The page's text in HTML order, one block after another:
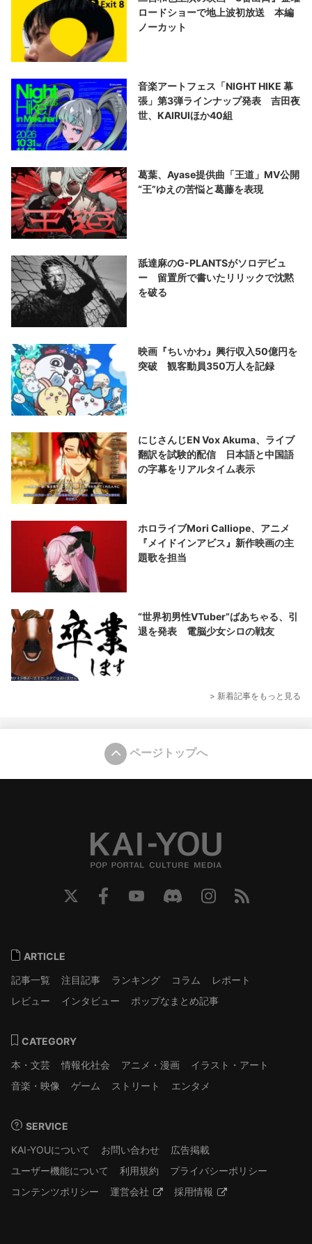
ロードショーで地上波初放送 本編
ノーカット
音楽アートフェス「NIGHT HIKE 幕
張」第3弾ラインナップ発表 吉田夜
世、KAIRUIほか40組
葛葉、Ayase提供曲「王道」MV公開
“王”ゆえの苦悩と葛藤を表現
舐達麻のG-PLANTSがソロデビュ
ー 留置所で書いたリリックで沈黙
を破る
映画『ちいかわ』興行収入50億円を
突破 観客動員350万人を記録
にじさんじEN Vox Akuma、ライブ
翻訳を試験的配信 日本語と中国語
の字幕をリアルタイム表示
ホロライブMori Calliope、アニメ
『メイドインアビス』新作映画の主
題歌を担当
“世界初男性VTuber”ばあちゃる、引
退を発表 電脳少女シロの戦友
> 新着記事をもっと見る
ページトップへ
ARTICLE
記事一覧
注目記事 ランキング コラム
レポート
レビュー
インタビュー ポップなまとめ記事
CATEGORY
本・文芸
情報化社会 アニメ・漫画
イラスト・アート
音楽・映像
ゲーム ストリート エンタメ
SERVICE
KAI-YOUについて
お問い合わせ
広告掲載
ユーザー機能について
利用規約
プライバシーポリシー
コンテンツポリシー
運営会社 採用情報